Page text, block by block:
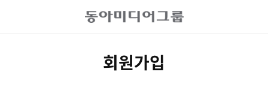
회원가입